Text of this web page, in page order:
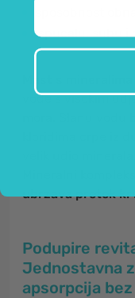
sposobnost
ispucalu, suhu i
Mast s
vode s visokim
ubrzava protok
Podupire
Jednostavna
apsorpcija